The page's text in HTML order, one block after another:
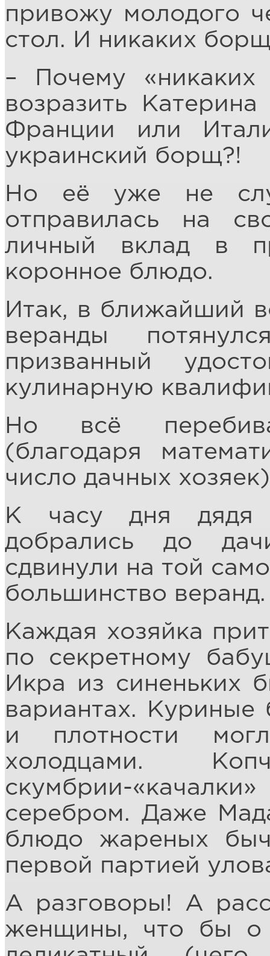
привожу молодого
стол. И никаких
– Почему
возразить
Франции или
украинский борщ?!
Но её уже не
отправилась на
личный вклад в
коронное блюдо.
Итак, в ближайший
веранды
призванный
кулинарную
Но всё
(благодаря
число дачных
К часу дня дядя
добрались до
сдвинули на той
большинство веранд.
Каждая хозяйка
по секретному
Икра из синеньких
вариантах. Куриные
и плотности
холодцами.
скумбрии-
серебром. Даже
блюдо жареных
первой партией
А разговоры! А
женщины, что бы о